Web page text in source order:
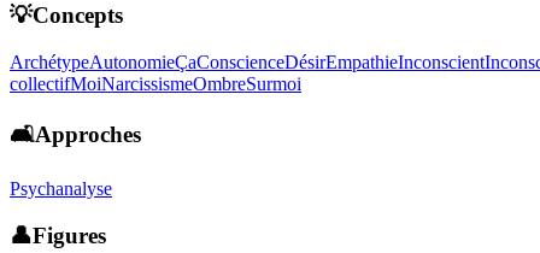
💡Concepts
ArchétypeAutonomieÇaConscienceDésirEmpathieInconscient
collectifMoiNarcissismeOmbreSurmoi
🛋️Approches
Psychanalyse
👤Figures